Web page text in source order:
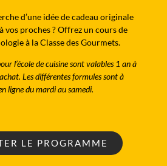
d’une idée de cadeau originale
vos proches ? Offrez un cours de
à la Classe des Gourmets.
l’école de cuisine sont valables 1 an à
Les différentes formules sont à
ligne du mardi au samedi.
LE PROGRAMME